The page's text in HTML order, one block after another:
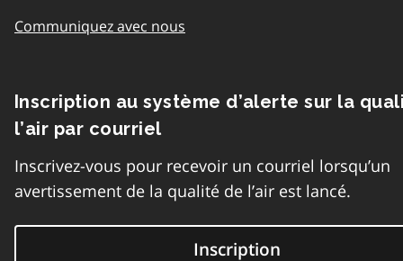
Communiquez avec nous
Inscription au système d’alerte sur la
l’air par courriel
Inscrivez-vous pour recevoir un courriel lorsqu’un
avertissement de la qualité de l’air est lancé.
Inscription